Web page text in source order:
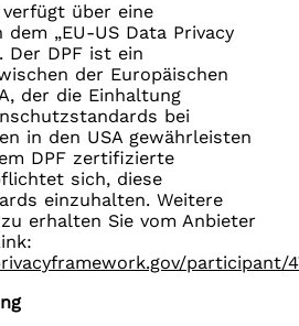
über eine
„EU-US Data Privacy
Der DPF ist ein
der Europäischen
der die Einhaltung
bei
in den USA gewährleisten
DPF zertifizierte
sich, diese
einzuhalten. Weitere
erhalten Sie vom Anbieter
participant/